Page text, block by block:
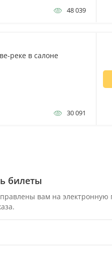
48 039
реке в салоне
30 091
билеты
вам на электронную